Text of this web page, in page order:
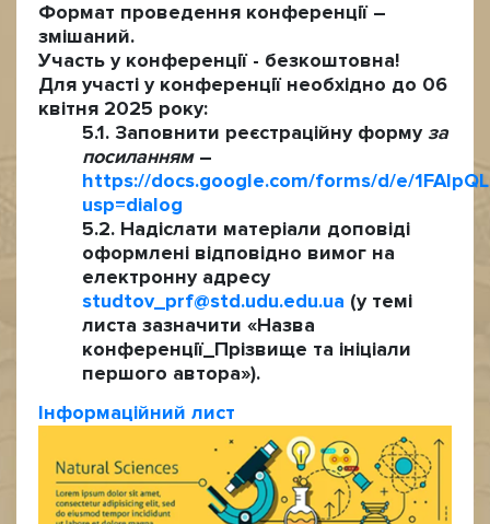
Формат проведення конференції–
змішаний.
Участь у конференції- безкоштовна!
Для участі у конференції необхідно до 06
квітня 2025 року:
Заповнити реєстраційну формуза
посиланням–
https://docs.google.com/forms/d/e/
usp=dialog
Надіслати матеріали доповіді
оформлені відповідно вимог на
електронну адресу
studtov_prf@std.udu.edu.ua (у темі
листа зазначити «Назва
конференції_Прізвище та ініціали
першого автора»).
Інформаційний лист